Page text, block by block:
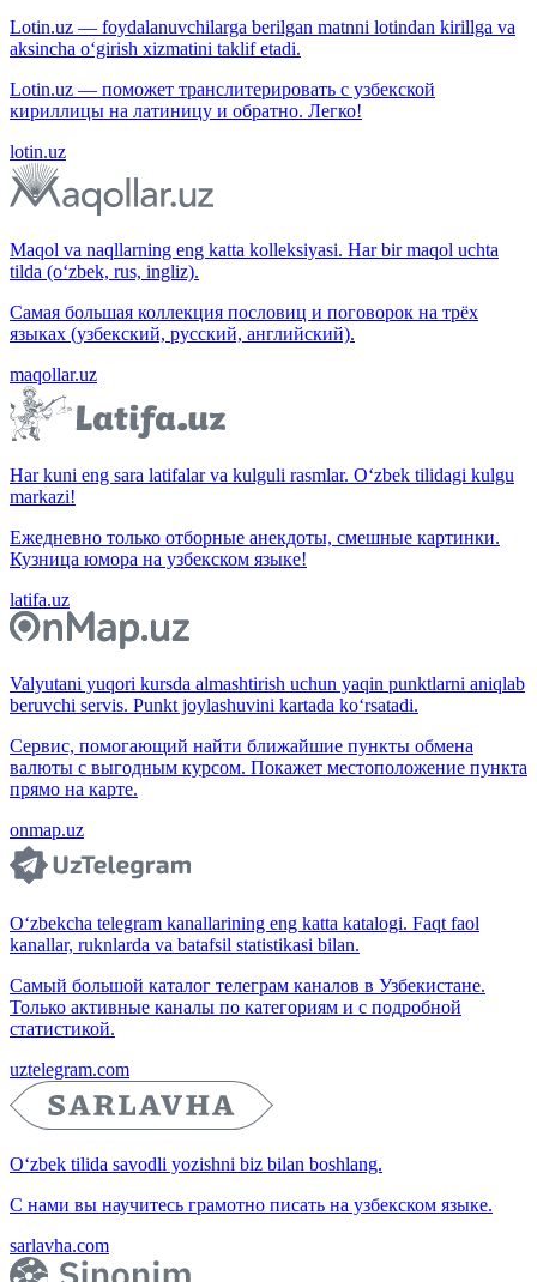
Lotin.uz — foydalanuvchilarga berilgan matnni lotindan kirillga va
aksincha o‘girish xizmatini taklif etadi.
Lotin.uz — поможет транслитерировать с узбекской
кириллицы на латиницу и обратно. Легко!
lotin.uz
Maqol va naqllarning eng katta kolleksiyasi. Har bir maqol uchta
tilda (o‘zbek, rus, ingliz).
Самая большая коллекция пословиц и поговорок на трёх
языках (узбекский, русский, английский).
maqollar.uz
Har kuni eng sara latifalar va kulguli rasmlar. O‘zbek tilidagi kulgu
markazi!
Ежедневно только отборные анекдоты, смешные картинки.
Кузница юмора на узбекском языке!
latifa.uz
Valyutani yuqori kursda almashtirish uchun yaqin punktlarni aniqlab
beruvchi servis. Punkt joylashuvini kartada ko‘rsatadi.
Сервис, помогающий найти ближайшие пункты обмена
валюты с выгодным курсом. Покажет местоположение пункта
прямо на карте.
onmap.uz
O‘zbekcha telegram kanallarining eng katta katalogi. Faqt faol
kanallar, ruknlarda va batafsil statistikasi bilan.
Самый большой каталог телеграм каналов в Узбекистане.
Только активные каналы по категориям и с подробной
статистикой.
uztelegram.com
O‘zbek tilida savodli yozishni biz bilan boshlang.
С нами вы научитесь грамотно писать на узбекском языке.
sarlavha.com